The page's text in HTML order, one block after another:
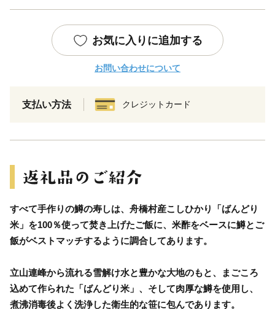
お気に入りに追加する
お問い合わせについて
支払い方法 クレジットカード
すべて手作りの鱒の寿しは、舟橋村産こしひかり「ばんどり
米」を100％使って焚き上げたご飯に、米酢をベースに鱒とご
飯がベストマッチするように調合してあります。
立山連峰から流れる雪解け水と豊かな大地のもと、まごころ
込めて作られた「ばんどり米」、そして肉厚な鱒を使用し、
煮沸消毒後よく洗浄した衛生的な笹に包んであります。